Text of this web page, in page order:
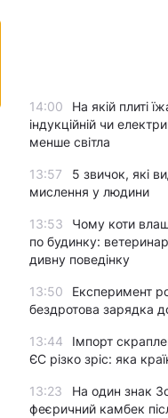
14:00
На якій плиті
індукційній чи
менше світла
13:57
5 звичок, які
мислення у людини
13:53
Чому коти
по будинку:
дивну поведінку
13:50
Експеримент
бездротова зарядка
13:44
Імпорт
ЄС різко зріс: яка
13:23
На один знак
феєричний камбек